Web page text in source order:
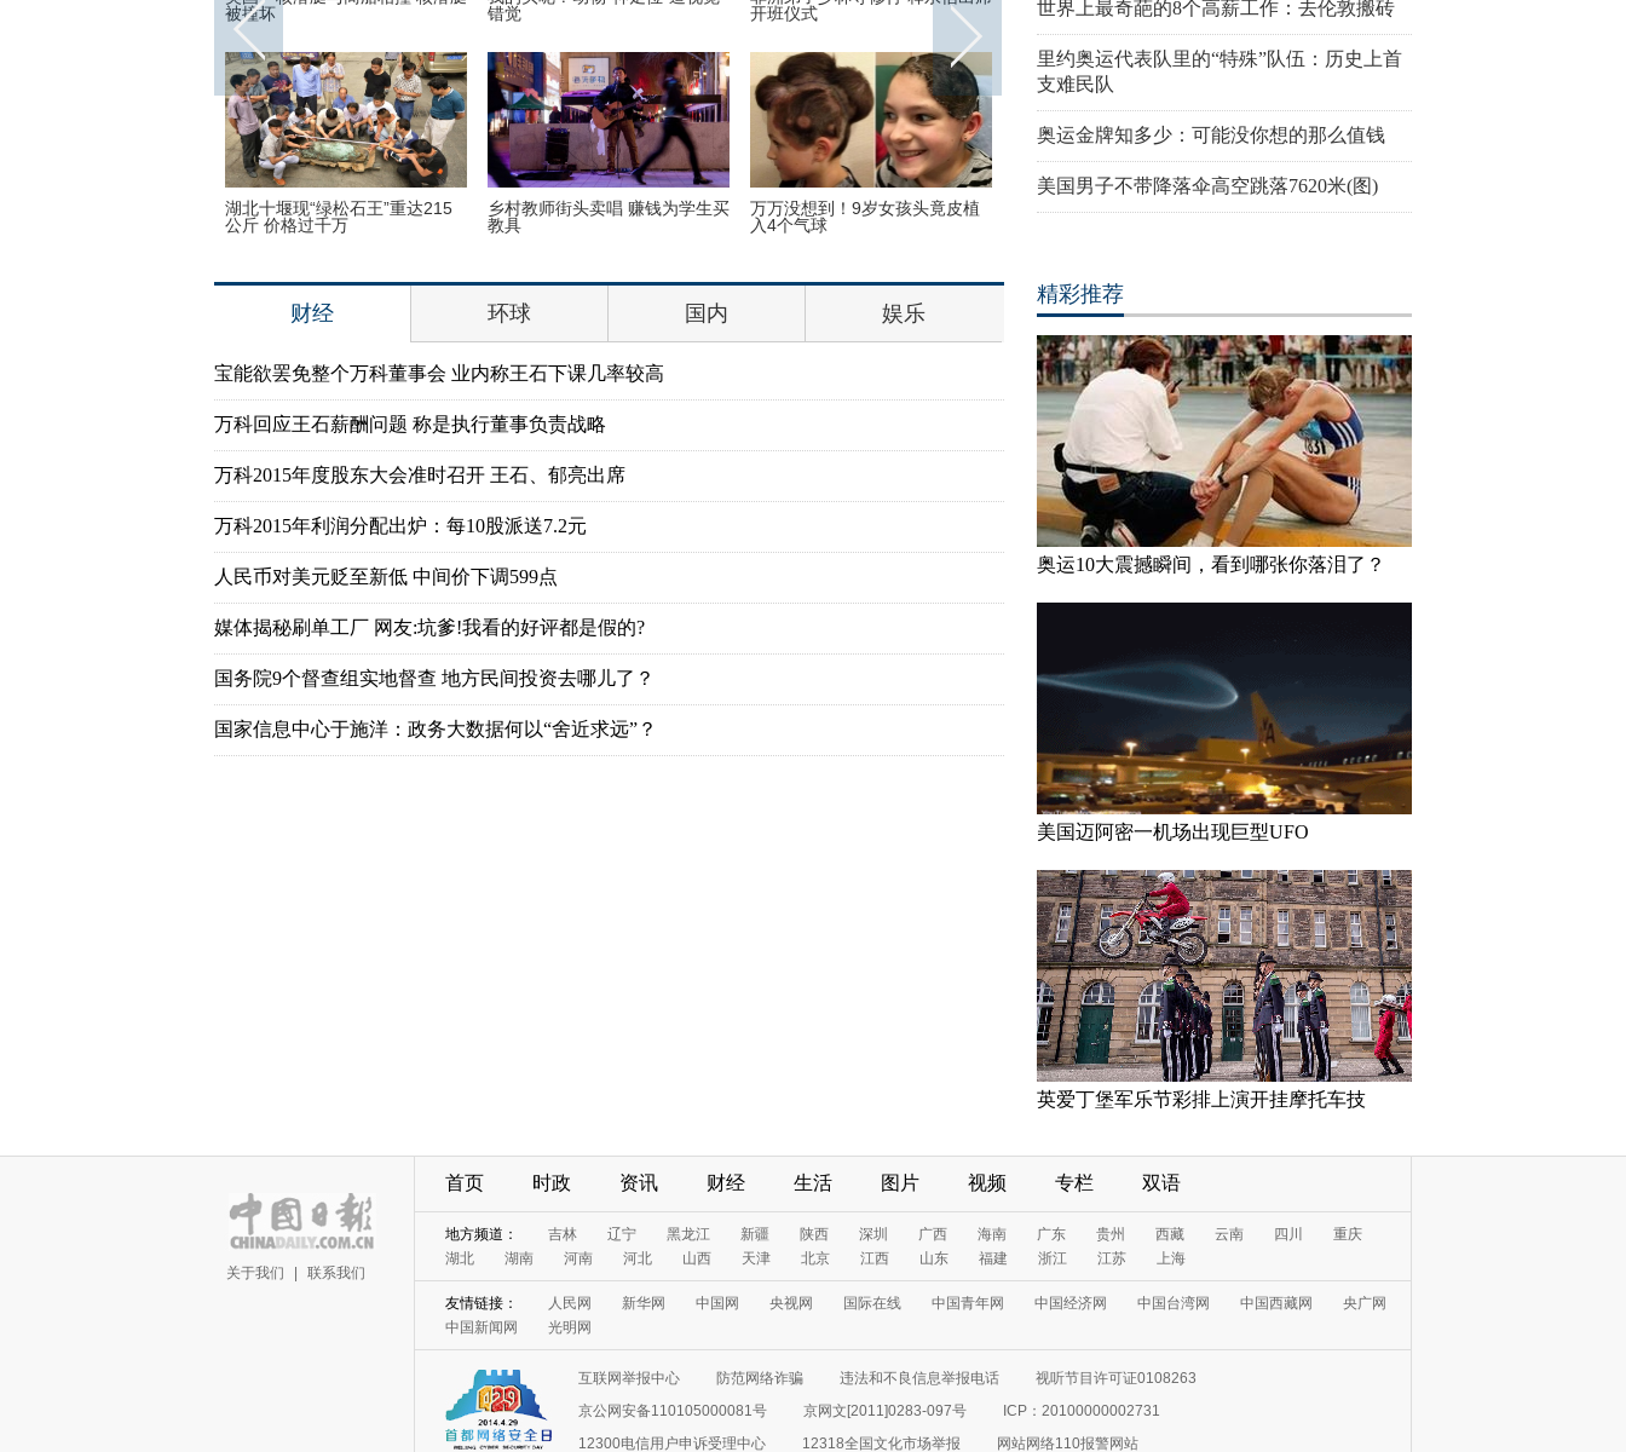
半睁
“双头姐妹”共享一个身体 已大学
三万英尺高空下的地球 没想到竟
巴西：2016里约动漫节精彩上演
乡村教师街头卖唱 赚钱为学生买
万万没想到！9岁女孩头竟皮植
财经 环球 国内 娱乐
宝能欲罢免整个万科董事会 业内称王石下课几率较高
万科回应王石薪酬问题 称是执行董事负责战略
万科2015年度股东大会准时召开 王石、郁亮出席
万科2015年利润分配出炉：每10股派送7.2元
人民币对美元贬至新低 中间价下调599点
媒体揭秘刷单工厂 网友:坑爹!我看的好评都是假的?
国务院9个督查组实地督查 地方民间投资去哪儿了？
国家信息中心于施洋：政务大数据何以“舍近求远”？
世界上最奇葩的8个高薪工作：去伦敦搬砖
里约奥运代表队里的“特殊”队伍：历史上首
支难民队
奥运金牌知多少：可能没你想的那么值钱
美国男子不带降落伞高空跳落7620米(图)
精彩推荐
奥运10大震撼瞬间，看到哪张你落泪了？
美国迈阿密一机场出现巨型UFO
英爱丁堡军乐节彩排上演开挂摩托车技
关于我们 联系我们
首页 时政 资讯 财经 生活 图片 视频 专栏 双语
地方频道： 吉林 辽宁 黑龙江 新疆 陕西 深圳 广西 海南 广东 贵州 西藏 云南 四川
重庆
湖北
湖南 河南 河北 山西 天津 北京 江西 山东 福建 浙江 江苏 上海
友情链接： 人民网 新华网 中国网 央视网 国际在线 中国青年网 中国经济网 中国台湾网 中国西藏网
央广网
中国新闻网
光明网
互联网举报中心 防范网络诈骗 违法和不良信息举报电话
视听节目许可证0108263
京公网安备110105000081号
京网文[2011]0283-097号
ICP：20100000002731
12300电信用户申诉受理中心
12318全国文化市场举报 网站网络110报警网站